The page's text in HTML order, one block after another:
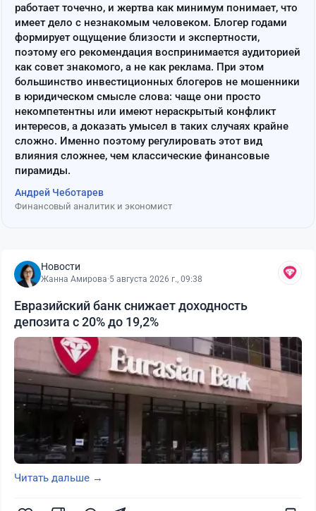
работает точечно, и жертва как минимум понимает, что
имеет дело с незнакомым человеком. Блогер годами
формирует ощущение близости и экспертности,
поэтому его рекомендация воспринимается аудиторией
как совет знакомого, а не как реклама. При этом
большинство инвестиционных блогеров не мошенники
в юридическом смысле слова: чаще они просто
некомпетентны или имеют нераскрытый конфликт
интересов, а доказать умысел в таких случаях крайне
сложно. Именно поэтому регулировать этот вид
влияния сложнее, чем классические финансовые
пирамиды.
Андрей Чеботарев
Финансовый аналитик и экономист
Новости
Жанна Амирова·5 августа 2026 г., 09:38
Евразийский банк снижает доходность
депозита с 20% до 19,2%
Читать дальше →